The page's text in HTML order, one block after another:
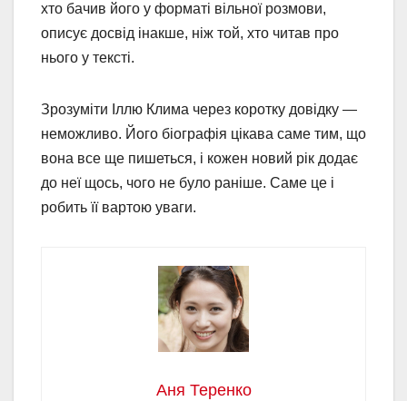
хто бачив його у форматі вільної розмови,
описує досвід інакше, ніж той, хто читав про
нього у тексті.
Зрозуміти Іллю Клима через коротку довідку —
неможливо. Його біографія цікава саме тим, що
вона все ще пишеться, і кожен новий рік додає
до неї щось, чого не було раніше. Саме це і
робить її вартою уваги.
Аня Теренко